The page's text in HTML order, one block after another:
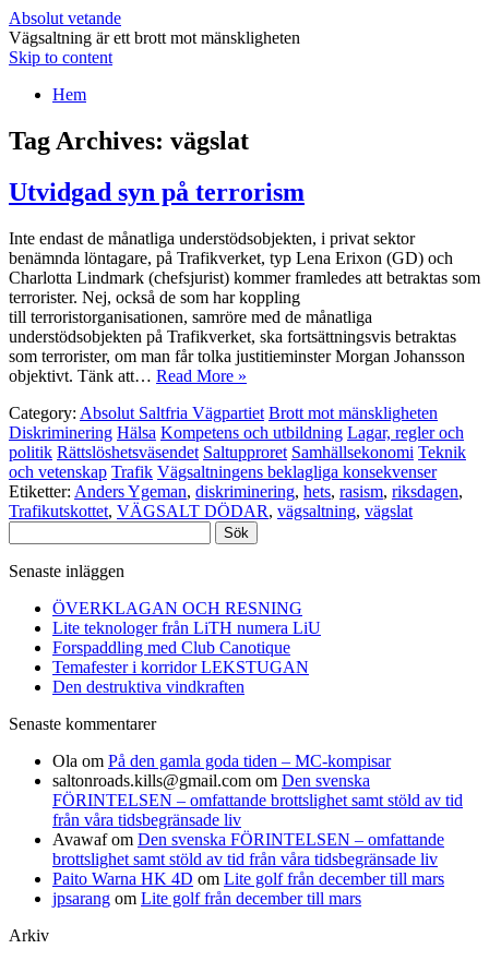
Absolut vetande
Vägsaltning är ett brott mot mänskligheten
Skip to content
Hem
Tag Archives: vägslat
Utvidgad syn på terrorism
Inte endast de månatliga understödsobjekten, i privat sektor
benämnda löntagare, på Trafikverket, typ Lena Erixon (GD) och
Charlotta Lindmark (chefsjurist) kommer framledes att betraktas som
terrorister. Nej, också de som har koppling
till terroristorganisationen, samröre med de månatliga
understödsobjekten på Trafikverket, ska fortsättningsvis betraktas
som terrorister, om man får tolka justitieminster Morgan Johansson
objektivt. Tänk att… Read More »
Category: Absolut Saltfria Vägpartiet Brott mot mänskligheten
Diskriminering Hälsa Kompetens och utbildning Lagar, regler och
politik Rättslöshetsväsendet Saltupproret Samhällsekonomi Teknik
och vetenskap Trafik Vägsaltningens beklagliga konsekvenser
Etiketter: Anders Ygeman, diskriminering, hets, rasism, riksdagen,
Trafikutskottet, VÄGSALT DÖDAR, vägsaltning, vägslat
efter:
Senaste inläggen
ÖVERKLAGAN OCH RESNING
Lite teknologer från LiTH numera LiU
Forspaddling med Club Canotique
Temafester i korridor LEKSTUGAN
Den destruktiva vindkraften
Senaste kommentarer
Ola om På den gamla goda tiden – MC-kompisar
saltonroads.kills@gmail.com om Den svenska
FÖRINTELSEN – omfattande brottslighet samt stöld av tid
från våra tidsbegränsade liv
Avawafom Den svenska FÖRINTELSEN – omfattande
brottslighet samt stöld av tid från våra tidsbegränsade liv
Paito Warna HK 4D om Lite golf från december till mars
jpsarang om Lite golf från december till mars
Arkiv